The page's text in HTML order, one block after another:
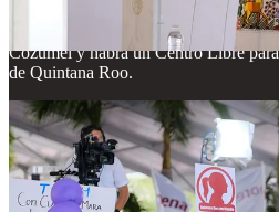
convierte en hospital la unidad de
Desarrollo Económico del Bienestar,
Cozumel y habrá un Centro Libre
de Quintana Roo.